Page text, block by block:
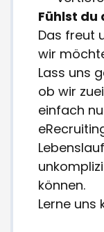
Fühlst du
Das freut
wir
Lass uns
ob wir
einfach
können.
Lerne uns